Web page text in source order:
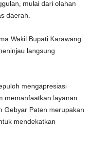
mulai dari olahan
daerah.
Wakil Bupati Karawang
langsung
mengapresiasi
memanfaatkan layanan
Gebyar Paten merupakan
mendekatkan